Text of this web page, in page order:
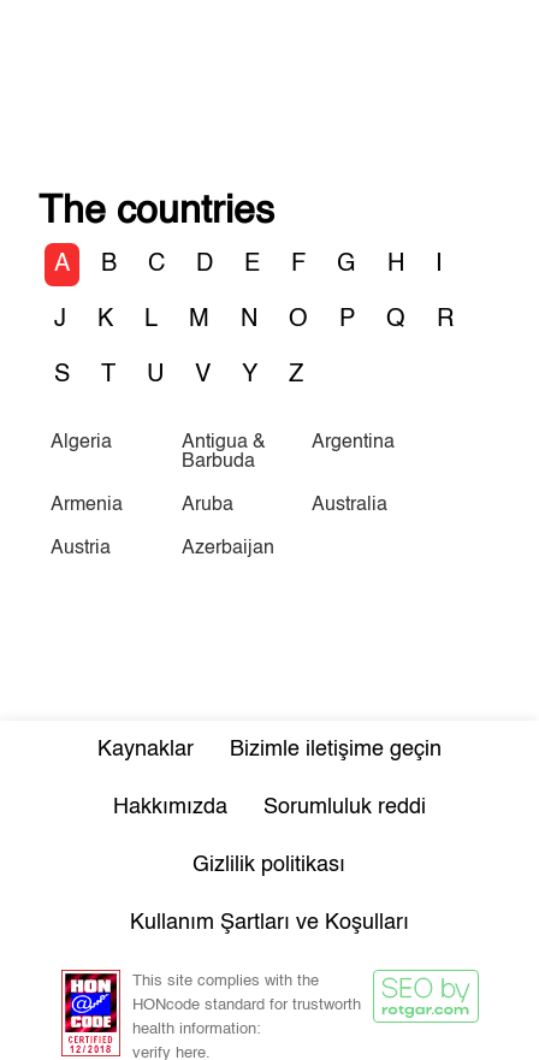
The countries
A B C D E F G H I
J K L M N O P Q R
S T U V Y Z
Algeria
Antigua &
Barbuda
Argentina
Armenia Aruba Australia
Austria Azerbaijan
Kaynaklar Bizimle iletişime geçin
Hakkımızda Sorumluluk reddi
Gizlilik politikası
Kullanım Şartları ve Koşulları
This site complies with the
HONcode standard for trustworth
health information:
verify here.